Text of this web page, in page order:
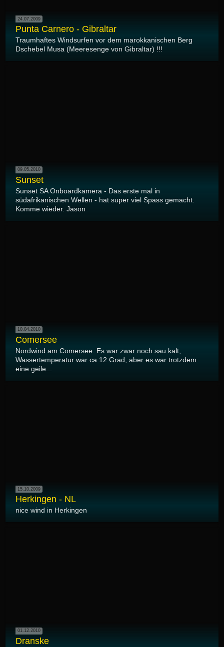
24.07.2009
Punta Carnero - Gibraltar
Traumhaftes Windsurfen vor dem marokkanischen Berg
Dschebel Musa (Meeresenge von Gibraltar) !!!
09.05.2010
Sunset
Sunset SA Onboardkamera - Das erste mal in
südafrikanischen Wellen - hat super viel Spass gemacht.
Komme wieder. Jason
10.04.2010
Comersee
Nordwind am Comersee. Es war zwar noch sau kalt,
Wassertemperatur war ca 12 Grad, aber es war trotzdem
eine geile...
15.10.2009
Herkingen - NL
nice wind in Herkingen
01.12.2010
Dranske